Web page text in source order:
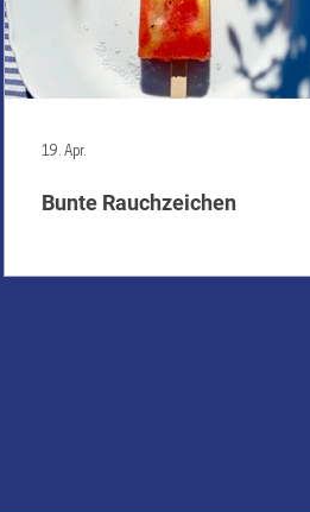
Bunte Rauchzeichen
19. Apr.